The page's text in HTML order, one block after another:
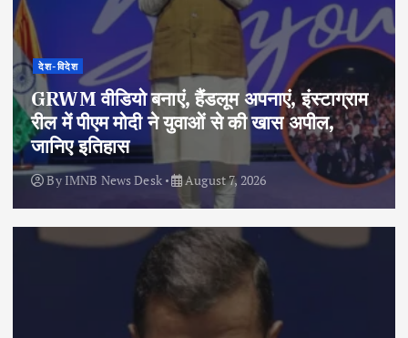
देश-विदेश
GRWM वीडियो बनाएं, हैंडलूम अपनाएं, इंस्टाग्राम
रील में पीएम मोदी ने युवाओं से की खास अपील,
जानिए इतिहास
By IMNB News Desk August 7, 2026